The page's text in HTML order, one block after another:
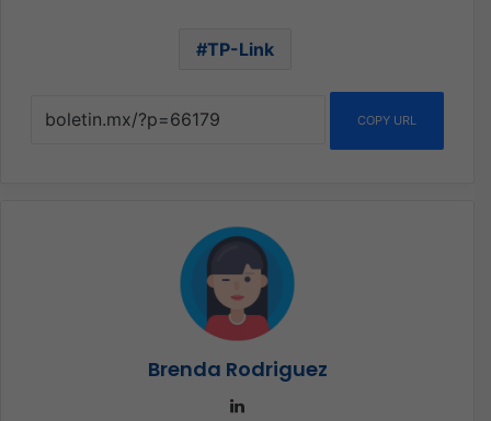
TP-Link
COPY URL
Brenda Rodriguez